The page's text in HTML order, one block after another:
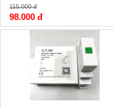
115.000 đ
98.000 đ